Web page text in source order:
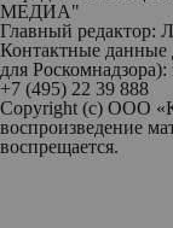
МЕДИА"
Главный редактор:
Контактные данные
для
+7 (495) 22 39 888
Copyright (с) ООО
воспроизведение
воспрещается.